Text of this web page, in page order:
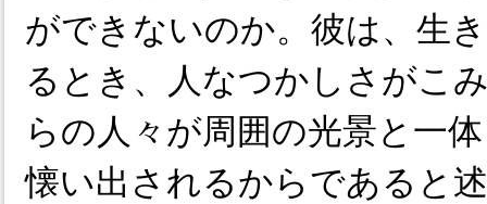
ができないのか。彼は、生
るとき、人なつかしさがこ
らの人々が周囲の光景と一
懐い出されるからであると